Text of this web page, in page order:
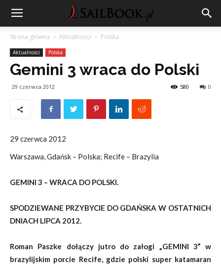
Strona główna Aktualności Polska
Aktualności Polska
Gemini 3 wraca do Polski
29 czerwca 2012 0
580
29 czerwca 2012
Warszawa, Gdańsk – Polska; Recife – Brazylia
GEMINI 3 – WRACA DO POLSKI.
SPODZIEWANE PRZYBYCIE DO GDAŃSKA W OSTATNICH
DNIACH LIPCA 2012.
Roman Paszke dołączy jutro do załogi „GEMINI 3” w
brazylijskim porcie Recife, gdzie polski super katamaran